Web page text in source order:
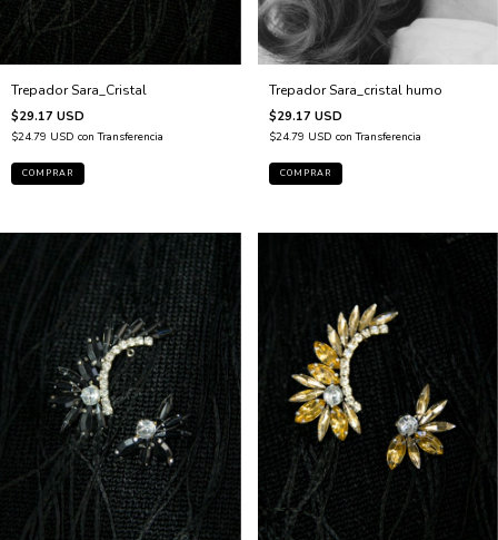
Trepador Sara_Cristal
$29.17 USD
$24.79 USD con Transferencia
Trepador Sara_cristal humo
$29.17 USD
$24.79 USD con Transferencia